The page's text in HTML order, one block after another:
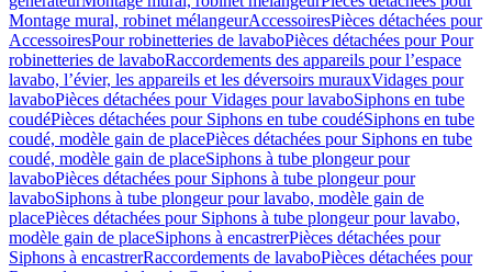
Montage mural, robinet mélangeurAccessoiresPièces détachées pour
AccessoiresPour robinetteries de lavaboPièces détachées pour Pour
robinetteries de lavaboRaccordements des appareils pour l’espace
lavabo, l’évier, les appareils et les déversoirs murauxVidages pour
lavaboPièces détachées pour Vidages pour lavaboSiphons en tube
coudéPièces détachées pour Siphons en tube coudéSiphons en tube
coudé, modèle gain de placePièces détachées pour Siphons en tube
coudé, modèle gain de placeSiphons à tube plongeur pour
lavaboPièces détachées pour Siphons à tube plongeur pour
lavaboSiphons à tube plongeur pour lavabo, modèle gain de
placePièces détachées pour Siphons à tube plongeur pour lavabo,
modèle gain de placeSiphons à encastrerPièces détachées pour
Siphons à encastrerRaccordements de lavaboPièces détachées pour